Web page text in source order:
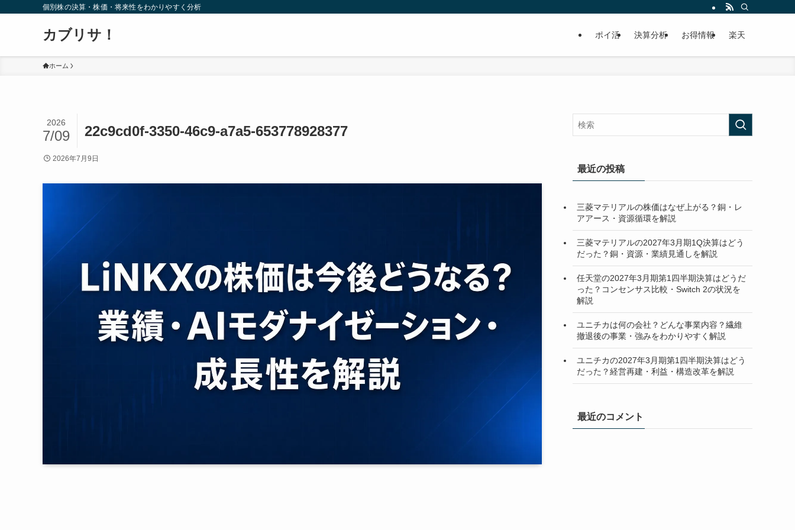
個別株の決算・株価・将来性をわかりやすく分析
カブリサ！ ポイ活 決算分析 お得情報 楽天
ホーム
22c9cd0f-3350-46c9-a7a5-653778928377
2026
7/09
2026年7月9日
最近の投稿
三菱マテリアルの株価はなぜ上がる？銅・レ
アアース・資源循環を解説
三菱マテリアルの2027年3月期1Q決算はどう
だった？銅・資源・業績見通しを解説
任天堂の2027年3月期第1四半期決算はどうだ
った？コンセンサス比較・Switch 2の状況を
解説
ユニチカは何の会社？どんな事業内容？繊維
撤退後の事業・強みをわかりやすく解説
ユニチカの2027年3月期第1四半期決算はどう
だった？経営再建・利益・構造改革を解説
最近のコメント